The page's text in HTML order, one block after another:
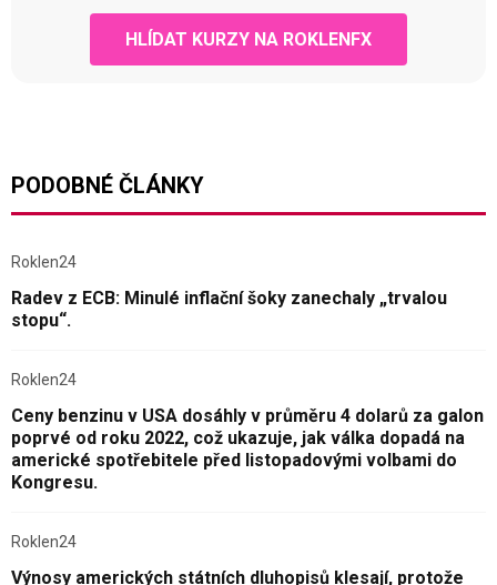
HLÍDAT KURZY NA ROKLENFX
PODOBNÉ ČLÁNKY
Roklen24
Radev z ECB: Minulé inflační šoky zanechaly „trvalou
stopu“.
Roklen24
Ceny benzinu v USA dosáhly v průměru 4 dolarů za galon
poprvé od roku 2022, což ukazuje, jak válka dopadá na
americké spotřebitele před listopadovými volbami do
Kongresu.
Roklen24
Výnosy amerických státních dluhopisů klesají, protože